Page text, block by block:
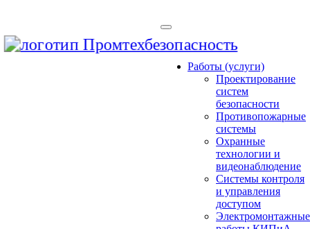
Работы (услуги)
Проектирование
систем
безопасности
Противопожарные
системы
Охранные
технологии и
видеонаблюдение
Системы контроля
и управления
доступом
Электромонтажные